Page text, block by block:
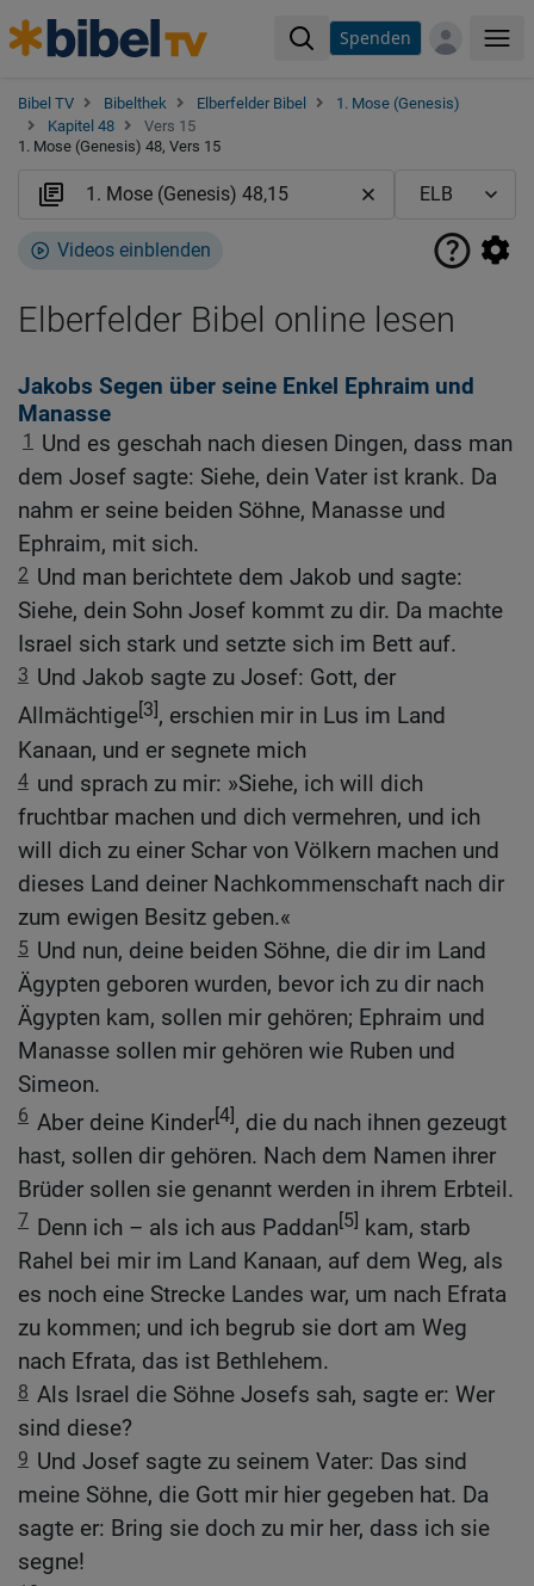
Spenden
Bibel TV Bibelthek Elberfelder Bibel
1. Mose (Genesis)
Kapitel 48
Vers 15
1. Mose (Genesis) 48, Vers 15
Videos einblenden
Elberfelder Bibel online lesen
Jakobs Segen über seine Enkel Ephraim und
Manasse
1
Und es geschah nach diesen Dingen, dass man
dem Josef sagte: Siehe, dein Vater ist krank. Da
nahm er seine beiden Söhne, Manasse und
Ephraim, mit sich.
2 Und man berichtete dem Jakob und sagte:
Siehe, dein Sohn Josef kommt zu dir. Da machte
Israel sich stark und setzte sich im Bett auf.
3 Und Jakob sagte zu Josef: Gott, der
Allmächtige[3], erschien mir in Lus im Land
Kanaan, und er segnete mich
4 und sprach zu mir: »Siehe, ich will dich
fruchtbar machen und dich vermehren, und ich
will dich zu einer Schar von Völkern machen und
dieses Land deiner Nachkommenschaft nach dir
zum ewigen Besitz geben.«
5 Und nun, deine beiden Söhne, die dir im Land
Ägypten geboren wurden, bevor ich zu dir nach
Ägypten kam, sollen mir gehören; Ephraim und
Manasse sollen mir gehören wie Ruben und
Simeon.
6 Aber deine Kinder[4], die du nach ihnen gezeugt
hast, sollen dir gehören. Nach dem Namen ihrer
Brüder sollen sie genannt werden in ihrem Erbteil.
7 Denn ich – als ich aus Paddan[5] kam, starb
Rahel bei mir im Land Kanaan, auf dem Weg, als
es noch eine Strecke Landes war, um nach Efrata
zu kommen; und ich begrub sie dort am Weg
nach Efrata, das ist Bethlehem.
8 Als Israel die Söhne Josefs sah, sagte er: Wer
sind diese?
9 Und Josef sagte zu seinem Vater: Das sind
meine Söhne, die Gott mir hier gegeben hat. Da
sagte er: Bring sie doch zu mir her, dass ich sie
segne!